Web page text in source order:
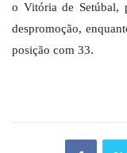
o Vitória de Setúbal,
despromoção,
posição com 33.